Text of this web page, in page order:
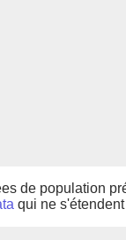
de population
qui ne